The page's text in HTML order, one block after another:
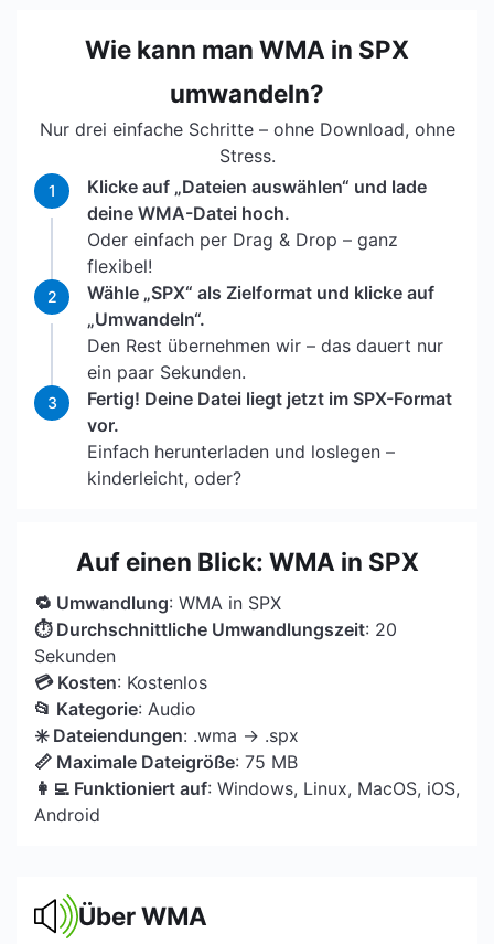
Wie kann man WMA in SPX
umwandeln?
Nur drei einfache Schritte – ohne Download, ohne
Stress.
1
Klicke auf „Dateien auswählen“ und lade
deine WMA-Datei hoch.
Oder einfach per Drag & Drop – ganz
flexibel!
2
Wähle „SPX“ als Zielformat und klicke auf
„Umwandeln“.
Den Rest übernehmen wir – das dauert nur
ein paar Sekunden.
3
Fertig! Deine Datei liegt jetzt im SPX-Format
vor.
Einfach herunterladen und loslegen –
kinderleicht, oder?
Auf einen Blick: WMA in SPX
🔁 Umwandlung: WMA in SPX
⏱ Durchschnittliche Umwandlungszeit: 20
Sekunden
💳 Kosten: Kostenlos
📂 Kategorie: Audio
✳️ Dateiendungen: .wma → .spx
📏 Maximale Dateigröße: 75 MB
👩‍💻 Funktioniert auf: Windows, Linux, MacOS, iOS,
Android
Über WMA